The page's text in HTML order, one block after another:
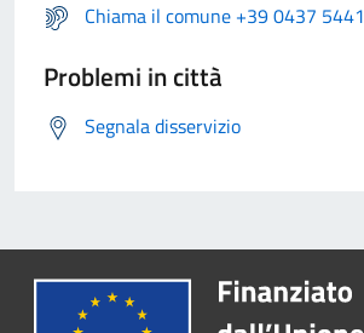
Chiama il comune +39 0437 5441
Problemi in città
Segnala disservizio